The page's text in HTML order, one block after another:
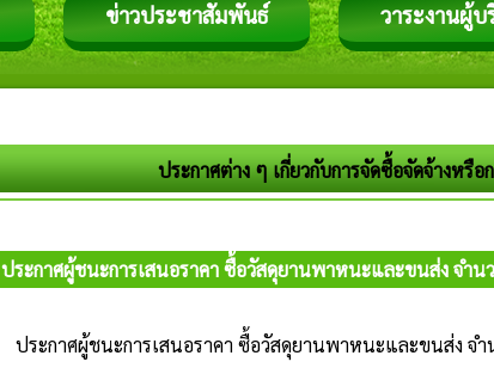
ข่าวประชาสัมพันธ์ วาระงานผู้บ
ประกาศต่าง ๆ เกี่ยวกับการจัดซื้อจัดจ้างหรื
ประกาศผู้ชนะการเสนอราคา ซื้อวัสดุยานพาหนะและขนส่ง จำนว
ประกาศผู้ชนะการเสนอราคา ซื้อวัสดุยานพาหนะและขนส่ง จำ